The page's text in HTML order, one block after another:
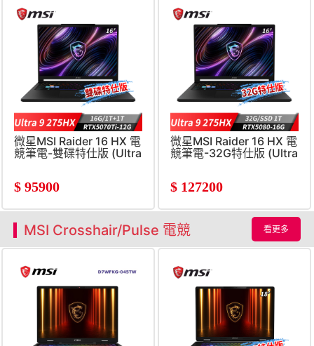
微星MSI Raider 16 HX 電
競筆電-雙碟特仕版 (Ultra
$ 95900
微星MSI Raider 16 HX 電
競筆電-32G特仕版 (Ultra
$ 127200
MSI Crosshair/Pulse 電競 看更多